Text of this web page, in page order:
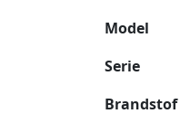
Model
Serie
Brandstof